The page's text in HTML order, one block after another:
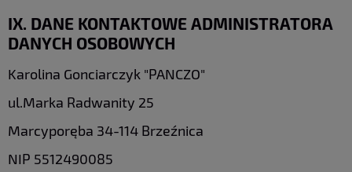
IX. DANE KONTAKTOWE ADMINISTRATORA
DANYCH OSOBOWYCH
Karolina Gonciarczyk "PANCZO"
ul.Marka Radwanity 25
Marcyporęba 34-114 Brzeźnica
NIP 5512490085